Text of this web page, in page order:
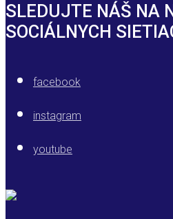
SLEDUJTE NÁŠ NA
SOCIÁLNYCH
facebook
instagram
youtube